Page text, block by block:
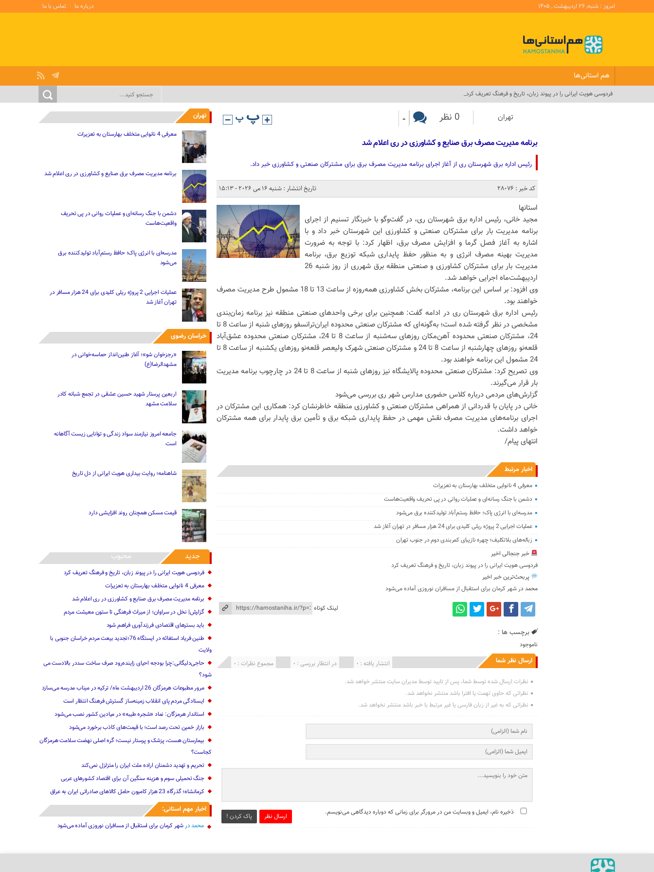
امروز : شنبه, ۲۶ اردیبهشت , ۱۴۰۵ درباره ما تماس با ما
هم استانی‌ها
فردوسی هویت ایرانی را در پیوند زبان، تاریخ و فرهنگ تعریف کرد_
تهران 0 نظر -
برنامه مدیریت مصرف برق صنایع و کشاورزی در ری اعلام شد
رئیس اداره برق شهرستان ری از آغاز اجرای برنامه مدیریت مصرف برق برای مشترکان صنعتی و کشاورزی خبر داد.
کد خبر : 28076
تاریخ انتشار : شنبه 16 می 2026 - 15:13
استانها
مجید خانی، رئیس اداره برق شهرستان ری، در گفت‌وگو با خبرنگار تسنیم از اجرای
برنامه مدیریت بار برای مشترکان صنعتی و کشاورزی این شهرستان خبر داد و با
اشاره به آغاز فصل گرما و افزایش مصرف برق، اظهار کرد: با توجه به ضرورت
مدیریت بهینه مصرف انرژی و به منظور حفظ پایداری شبکه توزیع برق، برنامه
مدیریت بار برای مشترکان کشاورزی و صنعتی منطقه برق شهرری از روز شنبه 26
اردیبهشت‌ماه اجرایی خواهد شد.
وی افزود: بر اساس این برنامه، مشترکان بخش کشاورزی همه‌روزه از ساعت 13 تا 18 مشمول طرح مدیریت مصرف
خواهند بود.
رئیس اداره برق شهرستان ری در ادامه گفت: همچنین برای برخی واحدهای صنعتی منطقه نیز برنامه زمان‌بندی
مشخصی در نظر گرفته شده است؛ به‌گونه‌ای که مشترکان صنعتی محدوده ایران‌ترانسفو روزهای شنبه از ساعت 8 تا
24، مشترکان صنعتی محدوده آهن‌مکان روزهای سه‌شنبه از ساعت 8 تا 24، مشترکان صنعتی محدوده عشق‌آباد
قلعه‌نو روزهای چهارشنبه از ساعت 8 تا 24 و مشترکان صنعتی شهرک ولیعصر قلعه‌نو روزهای یکشنبه از ساعت 8 تا
24 مشمول این برنامه خواهند بود.
وی تصریح کرد: مشترکان صنعتی محدوده پالایشگاه نیز روزهای شنبه از ساعت 8 تا 24 در چارچوب برنامه مدیریت
بار قرار می‌گیرند.
گزارش‌های مردمی درباره کلاس حضوری مدارس شهر ری بررسی می‌شود
خانی در پایان با قدردانی از همراهی مشترکان صنعتی و کشاورزی منطقه خاطرنشان کرد: همکاری این مشترکان در
اجرای برنامه‌های مدیریت مصرف نقش مهمی در حفظ پایداری شبکه برق و تأمین برق پایدار برای همه مشترکان
خواهد داشت.
انتهای پیام/
اخبار مرتبط
معرفی 4 نانوایی متخلف بهارستان به تعزیرات
دشمن با جنگ رسانه‌ای و عملیات روانی در پی تحریف واقعیت‌هاست
مدرسه‌ای با انرژی پاک؛ حافظ رستم‌آباد تولیدکننده برق می‌شود
عملیات اجرایی 2 پروژه ریلی کلیدی برای 24 هزار مسافر در تهران آغاز شد
زباله‌های بلاتکلیف؛ چهره نازیبای کمربندی دوم در جنوب تهران
خبر جنجالی اخیر
فردوسی هویت ایرانی را در پیوند زبان، تاریخ و فرهنگ تعریف کرد
پربحث‌ترین خبر اخیر
محمد درشهر کرمان برای استقبال از مسافران نوروزی آماده می‌شود
لینک کوتاه
برچسب ها :
ناموجود
ارسال نظر شما مجموع نظرات : 0 در انتظار بررسی : 0 انتشار یافته : 0
نظرات ارسال شده توسط شما، پس از تایید توسط مدیران سایت منتشر خواهد شد.
نظراتی که حاوی تهمت یا افترا باشد منتشر نخواهد شد.
نظراتی که به غیر از زبان فارسی یا غیر مرتبط با خبر باشد منتشر نخواهد شد.
ارسال نظر پاک کردن ! ذخیره نام، ایمیل و وبسایت من در مرورگر برای زمانی که دوباره دیدگاهی می‌نویسم.
تهران
معرفی 4 نانوایی متخلف بهارستان به تعزیرات
برنامه مدیریت مصرف برق صنایع و کشاورزی در ری اعلام شد
دشمن با جنگ رسانه‌ای و عملیات روانی در پی تحریف
واقعیت‌هاست
مدرسه‌ای با انرژی پاک؛ حافظ رستم‌آباد تولیدکننده برق
می‌شود
عملیات اجرایی 2 پروژه ریلی کلیدی برای 24 هزار مسافر در
تهران آغاز شد
خراسان رضوی
«رجزخوان‌ شو»؛ آغاز طنین‌انداز حماسه‌خوانی در
مشهدالرضا(ع)
اربعین پرستار شهید حسین عشقی در تجمع شبانه کادر
سلامت مشهد
جامعه امروز نیازمند سواد زندگی و توانایی زیست آگاهانه
است
شاهنامه؛ روایت بیداری هویت ایرانی از دل تاریخ
قیمت مسکن همچنان روند افزایشی دارد
جدید محبوب
فردوسی هویت ایرانی را در پیوند زبان، تاریخ و فرهنگ تعریف کرد
معرفی 4 نانوایی متخلف بهارستان به تعزیرات
برنامه مدیریت مصرف برق صنایع و کشاورزی در ری اعلام شد
گزارش| نخل در سراوان؛ از میراث فرهنگی تا ستون معیشت مردم
باید بسترهای اقتصادی فرزندآوری فراهم شود
طنین فریاد استغاثه در ایستگاه 76؛تجدید بیعت مردم خراسان جنوبی با
ولایت
حاجی‌دلیگانی:چرا بودجه‌ احیای زاینده‌رود صرف ساخت سددر بالادست می
شود؟
مرور مطبوعات هرمزگان 26 اردیبهشت ماه/ ترکیه در میناب مدرسه می‌سازد
ایستادگی مردم پای انقلاب زمینه‌ساز گسترش فرهنگ انتظار است
استاندار هرمزگان: نماد «شجره طیبه» در میادین کشور نصب می‌شود
بازار خمین تحت رصد است؛ با قیمت‌های کاذب برخورد می‌شود
بیمارستان هست، پزشک و پرستار نیست؛ گره اصلی نهضت سلامت هرمزگان
کجاست؟
تحریم و تهدید دشمنان اراده ملت ایران را متزلزل نمی‌کند
جنگ تحمیلی سوم و هزینه سنگین آن برای اقتصاد کشورهای عربی
کرمانشاه؛ گذرگاه 23 هزار کامیون حامل کالاهای صادراتی ایران به عراق
اخبار مهم استانی:
محمددر شهر کرمان برای استقبال از مسافران نوروزی آماده می‌شود